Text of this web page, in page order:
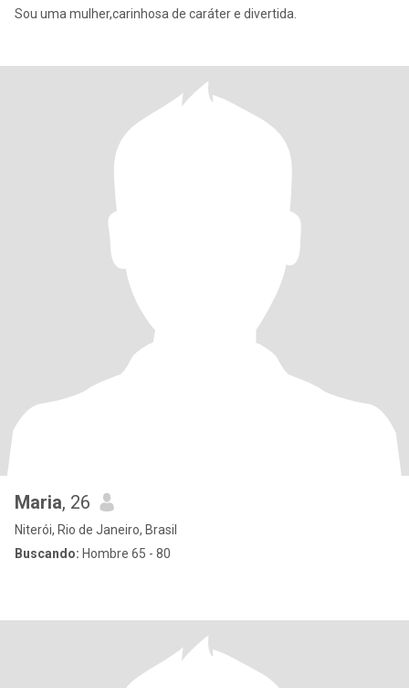
Sou uma mulher,carinhosa de caráter e divertida.
Maria, 26
Niterói, Rio de Janeiro, Brasil
Buscando: Hombre 65 - 80